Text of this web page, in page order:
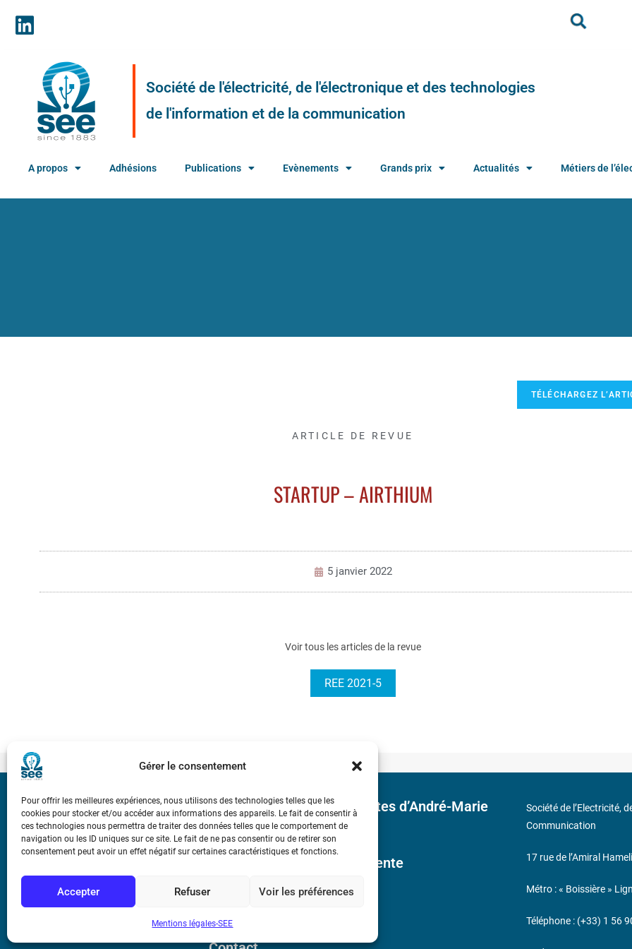
Gérer le consentement
Pour offrir les meilleures expériences, nous utilisons des technologies telles que les
cookies pour stocker et/ou accéder aux informations des appareils. Le fait de consentir à
ces technologies nous permettra de traiter des données telles que le comportement de
navigation ou les ID uniques sur ce site. Le fait de ne pas consentir ou de retirer son
consentement peut avoir un effet négatif sur certaines caractéristiques et fonctions.
Accepter Refuser Voir les préférences
Mentions légales-SEE
Société de l'électricité, de l'électronique et des technologies
de l'information et de la communication
A propos Adhésions Publications Evènements Grands prix Actualités Métiers de
TÉLÉCHARGEZ
ARTICLE DE REVUE
STARTUP – AIRTHIUM
5 janvier 2022
Voir tous les articles de la revue
REE 2021-5
Bicentenaire des découvertes d’André-Marie
Ampère
Conditions Générales de Vente
Société de l’Electricité,
Communication
17 rue de l’Amiral
Métro : « Boissière »
Téléphone : (+33) 1 56